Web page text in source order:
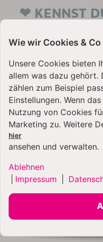
❤ KENNST
BESTSELLER
Kenny Professional 2
in 1 Teigschaber mit
Kniff
13,99 €*
Wie wir Cookies &
Unsere Cookies bieten
allem was dazu gehört.
zählen zum Beispiel
Einstellungen. Wenn
Nutzung von Cookies
Marketing zu. Weitere
hier
ansehen und verwalten.
Ablehnen
Impressum